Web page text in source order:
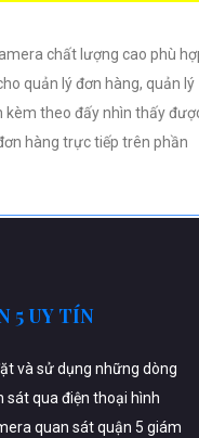
chất lượng cao phù
quản lý đơn hàng, quản lý
kèm theo đấy nhìn thấy
hàng trực tiếp trên phần
5 UY TÍN
và sử dụng những dòng
qua điện thoại hình
quan sát quận 5 giám